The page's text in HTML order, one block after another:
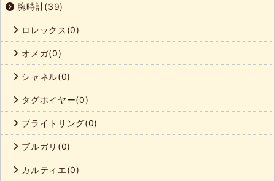
腕時計(39)
ロレックス(0)
オメガ(0)
シャネル(0)
タグホイヤー(0)
ブライトリング(0)
ブルガリ(0)
カルティエ(0)